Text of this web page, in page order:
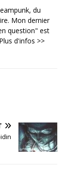
du
Mon dernier
question" est
d'infos >>